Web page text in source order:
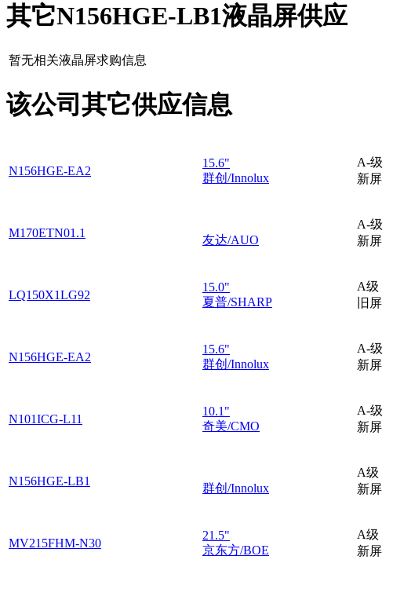
其它N156HGE-LB1液晶屏供应
暂无相关液晶屏求购信息
该公司其它供应信息
N156HGE-EA2
15.6"
群创/Innolux
A-级
新屏
M170ETN01.1
友达/AUO
A-级
新屏
LQ150X1LG92
15.0"
夏普/SHARP
A级
旧屏
N156HGE-EA2
15.6"
群创/Innolux
A-级
新屏
N101ICG-L11
10.1"
奇美/CMO
A-级
新屏
N156HGE-LB1
群创/Innolux
A级
新屏
MV215FHM-N30
21.5"
京东方/BOE
A级
新屏